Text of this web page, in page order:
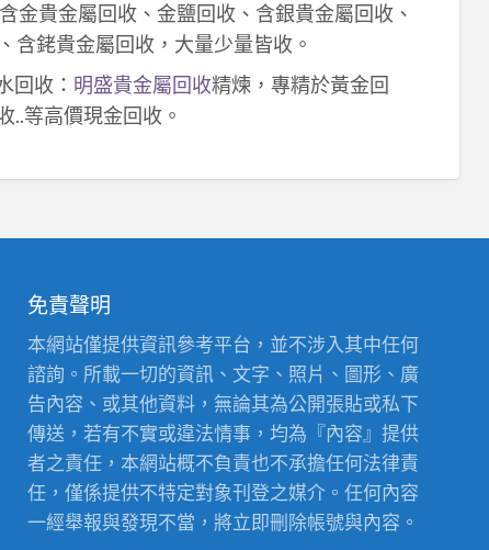
金貴金屬回收、金鹽回收、含銀貴金屬回收、
含銠貴金屬回收，大量少量皆收。
回收： 明盛貴金屬回收精煉，專精於黃金回
..等高價現金回收。
免責聲明
本網站僅提供資訊參考平台，並不涉入其中任何
諮詢。所載一切的資訊、文字、照片、圖形、廣
告內容、或其他資料，無論其為公開張貼或私下
傳送，若有不實或違法情事，均為『內容』提供
者之責任，本網站概不負責也不承擔任何法律責
任，僅係提供不特定對象刊登之媒介。任何內容
一經舉報與發現不當，將立即刪除帳號與內容。